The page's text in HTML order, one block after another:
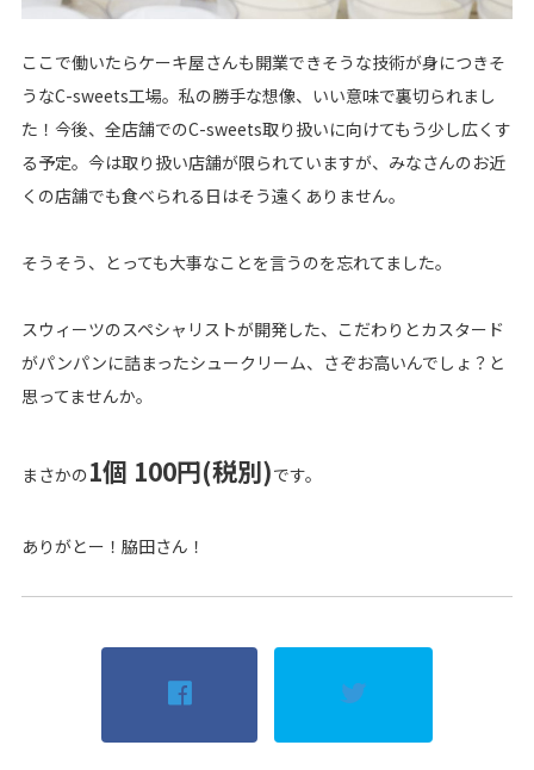
ここで働いたらケーキ屋さんも開業できそうな技術が身につきそ
うなC-sweets工場。私の勝手な想像、いい意味で裏切られまし
た！今後、全店舗でのC-sweets取り扱いに向けてもう少し広くす
る予定。今は取り扱い店舗が限られていますが、みなさんのお近
くの店舗でも食べられる日はそう遠くありません。
そうそう、とっても大事なことを言うのを忘れてました。
スウィーツのスペシャリストが開発した、こだわりとカスタード
がパンパンに詰まったシュークリーム、さぞお高いんでしょ？と
思ってませんか。
まさかの 1個 100円(税別)です。
ありがとー！脇田さん！